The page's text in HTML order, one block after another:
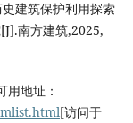
建筑保护利用探索
南方建筑,2025,
地址：
[访问于